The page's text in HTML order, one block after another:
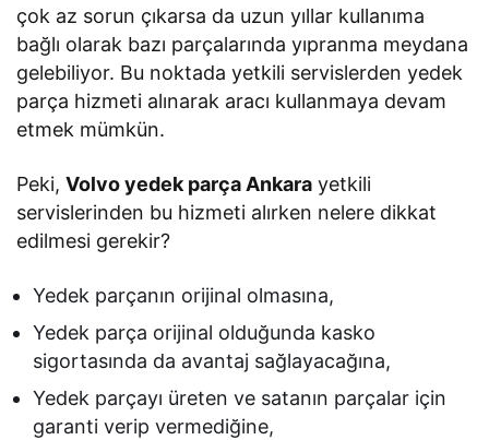
çok az sorun çıkarsa da uzun yıllar kullanıma
bağlı olarak bazı parçalarında yıpranma meydana
gelebiliyor. Bu noktada yetkili servislerden yedek
parça hizmeti alınarak aracı kullanmaya devam
etmek mümkün.
Peki,Volvo yedek parça Ankara yetkili
servislerinden bu hizmeti alırken nelere dikkat
edilmesi gerekir?
Yedek parçanın orijinal olmasına,
Yedek parça orijinal olduğunda kasko
sigortasında da avantaj sağlayacağına,
Yedek parçayı üreten ve satanın parçalar için
garanti verip vermediğine,